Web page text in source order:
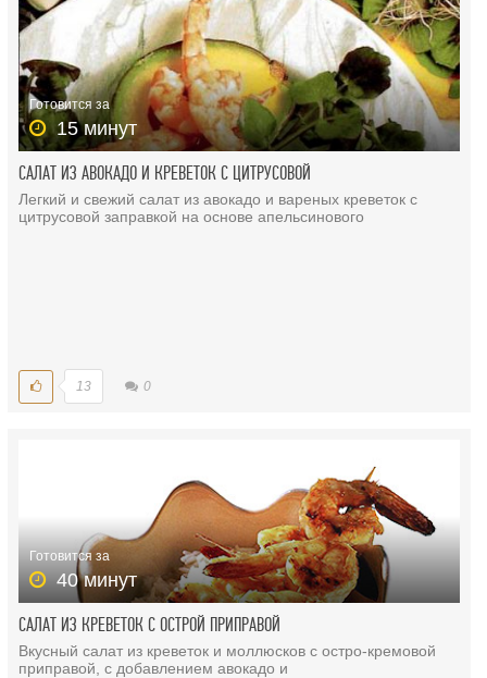
Готовится за
15 минут
САЛАТ ИЗ АВОКАДО И КРЕВЕТОК С ЦИТРУСОВОЙ
Легкий и свежий салат из авокадо и вареных креветок с
цитрусовой заправкой на основе апельсинового
13 0
Готовится за
40 минут
САЛАТ ИЗ КРЕВЕТОК С ОСТРОЙ ПРИПРАВОЙ
Вкусный салат из креветок и моллюсков с остро-кремовой
приправой, с добавлением авокадо и